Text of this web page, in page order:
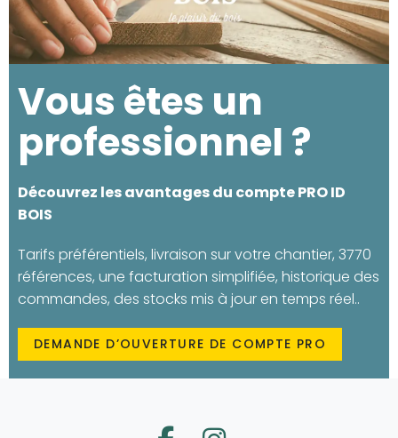
Vous êtes un
professionnel ?
Découvrez les avantages du compte PRO ID
BOIS
Tarifs préférentiels, livraison sur votre chantier, 3770
références, une facturation simplifiée, historique des
commandes, des stocks mis à jour en temps réel..
DEMANDE D’OUVERTURE DE COMPTE PRO